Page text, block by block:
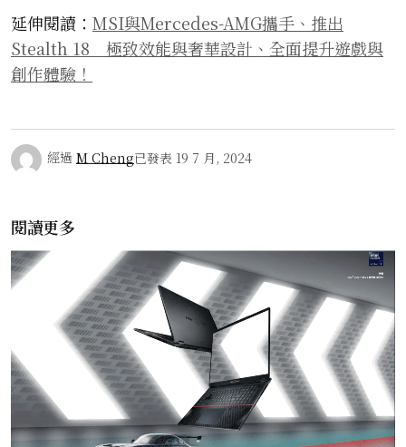
延伸閱讀： MSI與Mercedes-AMG攜手、推出
Stealth 18 極致效能與奢華設計、全面提升遊戲與
創作體驗！
經過 M Cheng已發表 19 7 月, 2024
閱讀更多